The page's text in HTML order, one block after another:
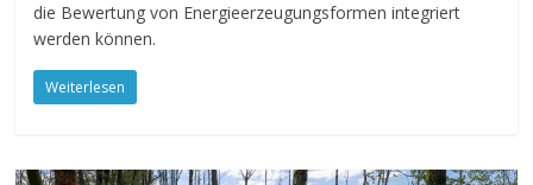
die Bewertung von Energieerzeugungsformen integriert
werden können.
Weiterlesen